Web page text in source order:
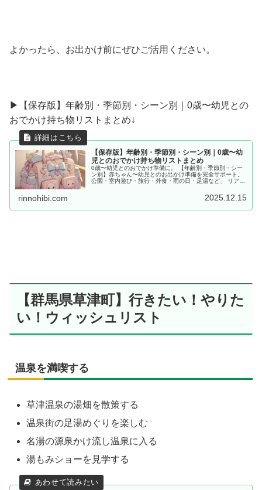
よかったら、お出かけ前にぜひご活用ください。
▶︎【保存版】年齢別・季節別・シーン別｜0歳〜幼児との
おでかけ持ち物リストまとめ↓
【保存版】年齢別・季節別・シーン別｜0歳〜幼
児とのおでかけ持ち物リストまとめ
0歳〜幼児とのおでかけ準備に。 【年齢別・季節別・シー
ン別】赤ちゃん〜幼児とのお出かけ準備を完全サポート。
公園・室内遊び・旅行・外食・雨の日・足湯など、 リアル
rinnohibi.com 2025.12.15
【群馬県草津町】行きたい！やりた
い！ウィッシュリスト
温泉を満喫する
草津温泉の湯畑を散策する
温泉街の足湯めぐりを楽しむ
名湯の源泉かけ流し温泉に入る
湯もみショーを見学する